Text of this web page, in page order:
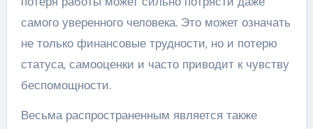
самого уверенного человека. Это может означать
не только финансовые трудности, но и потерю
статуса, самооценки и часто приводит к чувству
беспомощности.
Весьма распространенным является также